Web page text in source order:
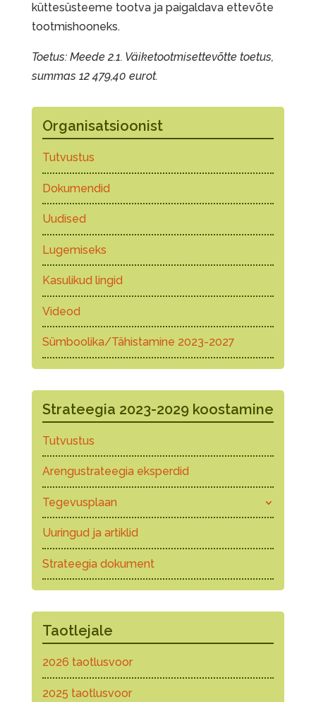
küttesüsteeme tootva ja paigaldava ettevõte
tootmishooneks.
Toetus: Meede 2.1. Väiketootmisettevõtte toetus,
summas 12 479,40 eurot.
Organisatsioonist
Tutvustus
Dokumendid
Uudised
Lugemiseks
Kasulikud lingid
Videod
Sümboolika/Tähistamine 2023-2027
Strateegia 2023-2029 koostamine
Tutvustus
Arengustrateegia eksperdid
Tegevusplaan
Uuringud ja artiklid
Strateegia dokument
Taotlejale
2026 taotlusvoor
2025 taotlusvoor